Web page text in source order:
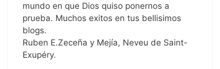
mundo en que Dios quiso ponernos a
prueba. Muchos exitos en tus bellisimos
blogs.
Ruben E.Zeceña y Mejía, Neveu de Saint-
Exupéry.